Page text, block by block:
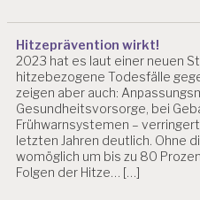
Hitzeprävention wirkt!
2023 hat es laut einer neuen
hitzebezogene Todesfälle
zeigen aber auch:
Gesundheitsvorsorge, bei
Frühwarnsystemen –
letzten Jahren deutlich. Ohne
womöglich um bis zu 80
Folgen der Hitze… […]